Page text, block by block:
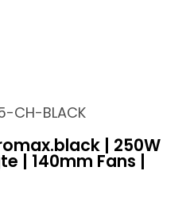
CH-BLACK
| 250W
| 140mm Fans |